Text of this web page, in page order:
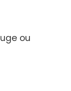
ou